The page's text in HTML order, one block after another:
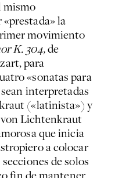
mismo
la
movimiento
K. 304,de
para
«sonatas para
interpretadas
(«latinista») y
von Lichtenkraut
que inicia
a colocar
de solos